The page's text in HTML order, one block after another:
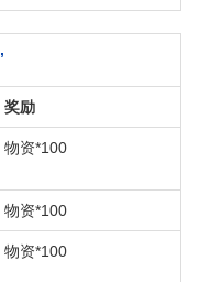
奖励
物资*100
物资*100
物资*100